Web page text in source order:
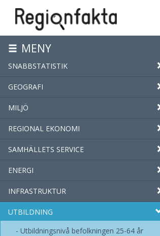
MENY
SNABBSTATISTIK
GEOGRAFI
MILJÖ
REGIONAL EKONOMI
SAMHÄLLETS SERVICE
ENERGI
INFRASTRUKTUR
UTBILDNING
Utbildningsnivå befolkningen 25-64 år